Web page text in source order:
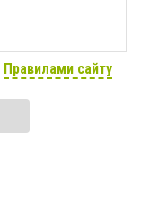
Правилами сайту